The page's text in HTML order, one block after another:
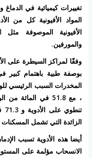
تغييرات كيميائية في
المواد الأفيونية كل من
الأفيونية الموصوفة مثل
والمورفين.
وفقًا لمراكز السيطرة على
بوصفة طبية باهتمام كبير
، مع 51.8 في
الزائدة التي تشمل المسكنات
أيضا هذه الأدوية تسبب
الانسحاب مؤلمة على